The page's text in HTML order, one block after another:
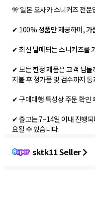
🎌 일본 오사카 스니커즈 전
✔ 100% 정품만 제공하며, 가
✔ 최신 발매되는 스니커즈를
✔ 모든 한정 제품은 고객 님
지불 후 정가품 및 검수까지
✔ 구매대행 특성상 주문 확인
✔ 출고는 7~14일 이내 진행
요될 수 있습니다.
sktk11 Seller